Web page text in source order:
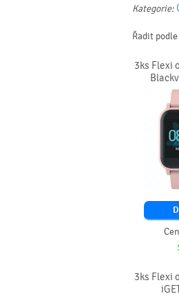
Kategorie:
Řadit podle
3ks Flexi
3ks Flexi